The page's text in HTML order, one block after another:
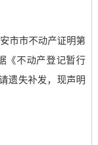
市市不动产证明第
《不动产登记暂行
遗失补发，现声明